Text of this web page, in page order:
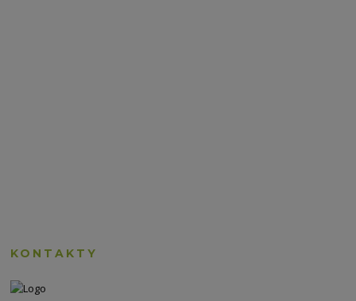
KONTAKTY